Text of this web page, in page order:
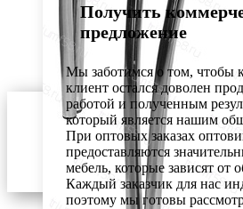
Получить
предложение
Мы заботимся о том, чтобы
клиент остался доволен
работой и полученным
который является нашим
При оптовых заказах
предоставляются
мебель, которые зависят от
Каждый заказчик для нас
поэтому мы готовы